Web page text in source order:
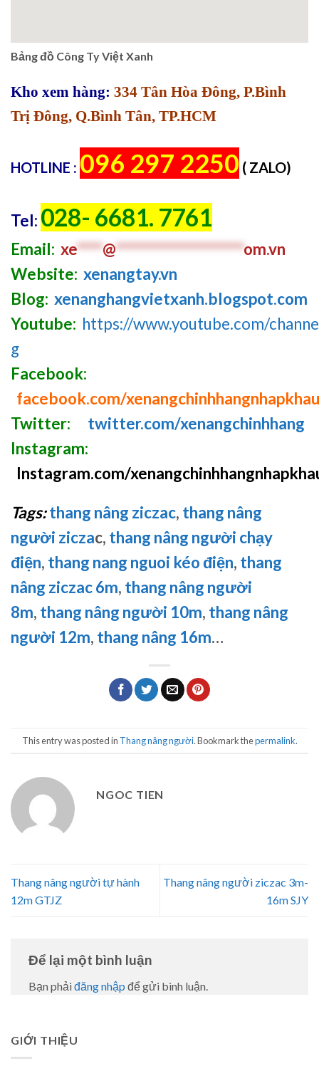
Bảng đồ Công Ty Việt Xanh
Kho xem hàng: 334 Tân Hòa Đông, P.Bình
Trị Đông, Q.Bình Tân, TP.HCM
HOTLINE : 096 297 2250 ( ZALO)
Tel: 028- 6681. 7761
Email: xe****@********************om.vn
Website: xenangtay.vn
Blog: xenanghangvietxanh.blogspot.com
Youtube: https://www.youtube.com/
g
Facebook:
facebook.com/xenangchinhhangnhapkhau
Twitter:
twitter.com/xenangchinhhang
Instagram:
Instagram.com/
Tags:thang nâng ziczac, thang nâng
người ziczac, thang nâng người chạy
điện, thang nang nguoi kéo điện, thang
nâng ziczac 6m, thang nâng người
8m, thang nâng người 10m, thang nâng
người 12m, thang nâng 16m…
This entry was posted in Thang nâng người. Bookmark thepermalink.
NGOC TIEN
Thang nâng người tự hành
12m GTJZ
Thang nâng người ziczac 3m-
16m SJY
Để lại một bình luận
Bạn phải đăng nhập để gửi bình luận.
GIỚI THIỆU